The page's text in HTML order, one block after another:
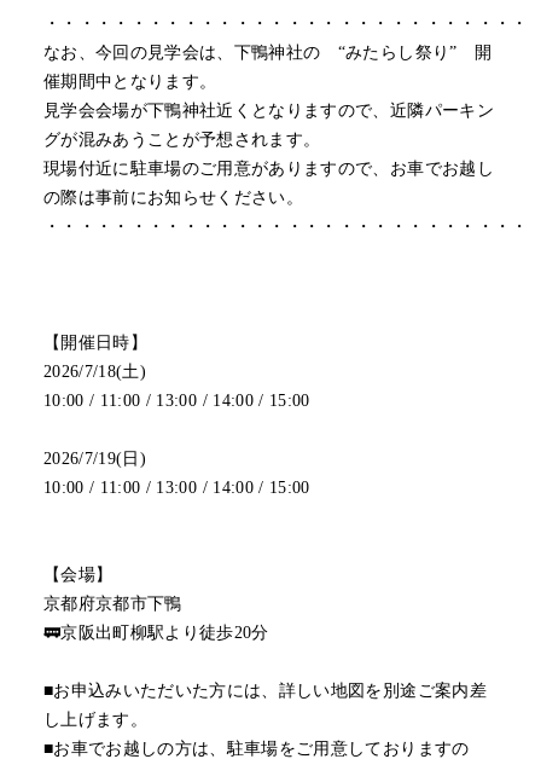
・・・・・・・・・・・・・・・・・・・・・・・・・・・・
なお、今回の見学会は、下鴨神社の “みたらし祭り” 開
催期間中となります。
見学会会場が下鴨神社近くとなりますので、近隣パーキン
グが混みあうことが予想されます。
現場付近に駐車場のご用意がありますので、お車でお越し
の際は事前にお知らせください。
・・・・・・・・・・・・・・・・・・・・・・・・・・・・
【開催日時】
2026/7/18(土)
10:00 / 11:00 / 13:00 / 14:00 / 15:00
2026/7/19(日)
10:00 / 11:00 / 13:00 / 14:00 / 15:00
【会場】
京都府京都市下鴨
🚃京阪出町柳駅より徒歩20分
■お申込みいただいた方には、詳しい地図を別途ご案内差
し上げます。
■お車でお越しの方は、駐車場をご用意しておりますの